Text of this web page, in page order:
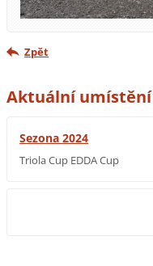
Zpět
Aktuální umístění
Sezona 2024
Triola Cup EDDA Cup